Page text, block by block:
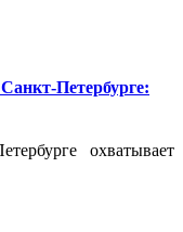
Петербурге:
охватывает